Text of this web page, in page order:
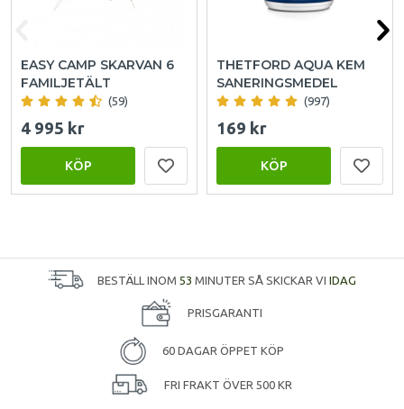
EASY CAMP SKARVAN 6
FAMILJETÄLT
(59)
4 995 kr
KÖP
THETFORD AQUA KEM
SANERINGSMEDEL
(997)
169 kr
KÖP
BESTÄLL INOM 53 MINUTER SÅ SKICKAR VI IDAG
PRISGARANTI
60 DAGAR ÖPPET KÖP
FRI FRAKT ÖVER 500 KR